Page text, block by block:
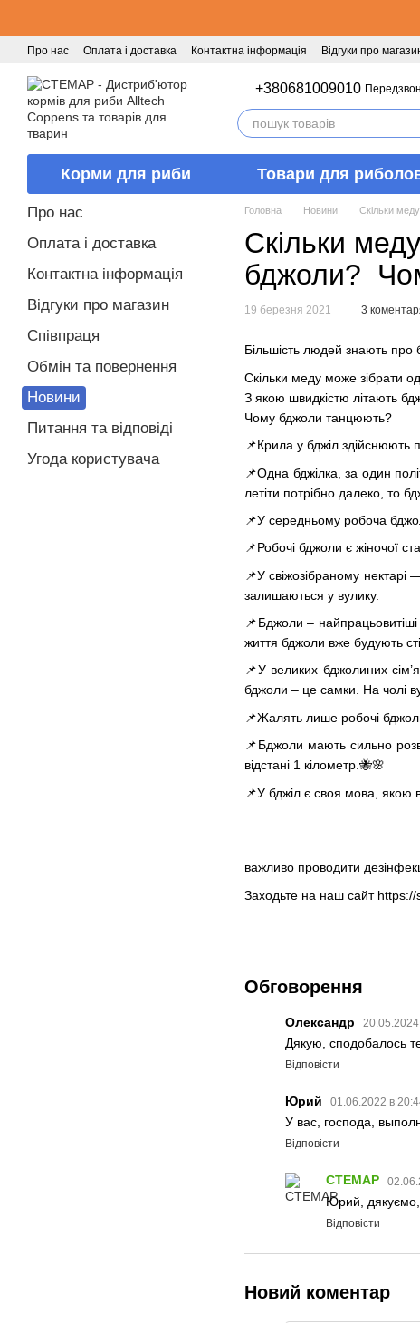
Про нас Оплата і доставка Контактна інформація Відгуки про
+380681009010
Корми для риби Товари для
Головна Новини Скільки
Скільки
бджоли?
19 березня 2021 3
Більшість людей знають про
Скільки меду може зібрати
З якою швидкістю літають
Чому бджоли танцюють?
📌Крила у бджіл здійснюють
📌Одна бджілка, за один
летіти потрібно далеко, то
📌У середньому робоча
📌Робочі бджоли є жіночої
📌У свіжозібраному
залишаються у вулику.
📌Бджоли –
життя бджоли вже будують
📌У великих бджолиних
бджоли – це самки. На чолі
📌Жалять лише робочі
📌Бджоли мають сильно
відстані 1 кілометр.🐝🌸
📌У бджіл є своя мова, якою
важливо проводити
Заходьте на наш сайт
Обговорення
Олександр
Дякую, сподобалось
Відповісти
Юрий 01.06.2022 в
У вас, господа,
Відповісти
СТЕМАР
Юрий, дякуємо,
Відповісти
Новий коментар
Про нас
Оплата і доставка
Контактна інформація
Відгуки про магазин
Співпраця
Обмін та повернення
Новини
Питання та відповіді
Угода користувача